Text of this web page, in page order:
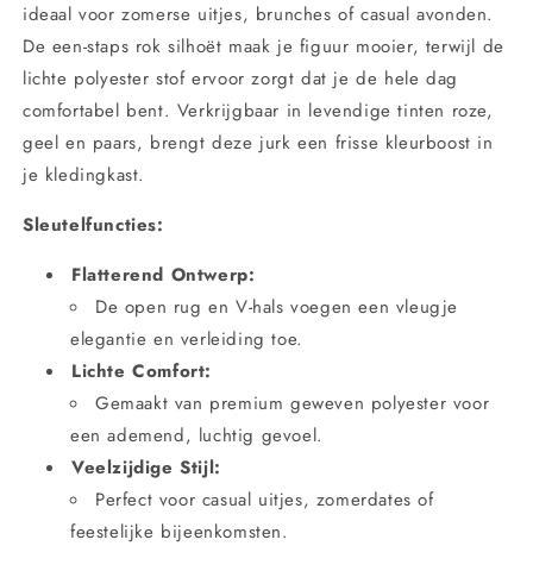
ideaal voor zomerse uitjes, brunches of casual avonden.
De een-staps rok silhoët maak je figuur mooier, terwijl de
lichte polyester stof ervoor zorgt dat je de hele dag
comfortabel bent. Verkrijgbaar in levendige tinten roze,
geel en paars, brengt deze jurk een frisse kleurboost in
je kledingkast.
Sleutelfuncties:
Flatterend Ontwerp:
De open rug en V-hals voegen een vleugje
elegantie en verleiding toe.
Lichte Comfort:
Gemaakt van premium geweven polyester voor
een ademend, luchtig gevoel.
Veelzijdige Stijl:
Perfect voor casual uitjes, zomerdates of
feestelijke bijeenkomsten.